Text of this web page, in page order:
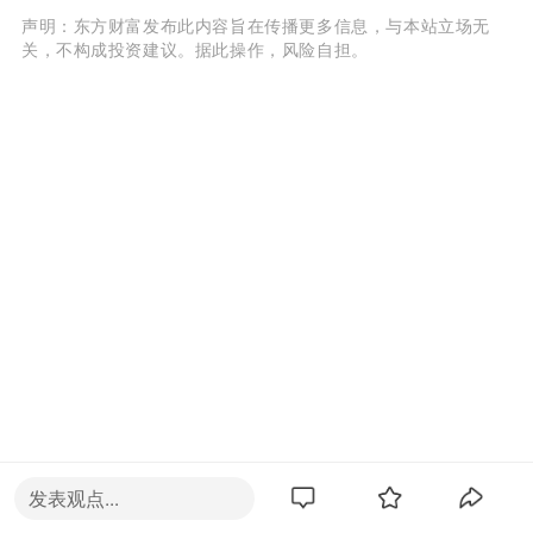
声明：东方财富发布此内容旨在传播更多信息，与本站立场无
关，不构成投资建议。据此操作，风险自担。
发表观点...